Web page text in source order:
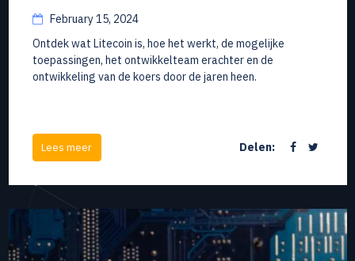
February 15, 2024
Ontdek wat Litecoin is, hoe het werkt, de mogelijke
toepassingen, het ontwikkelteam erachter en de
ontwikkeling van de koers door de jaren heen.
Lees meer Delen: